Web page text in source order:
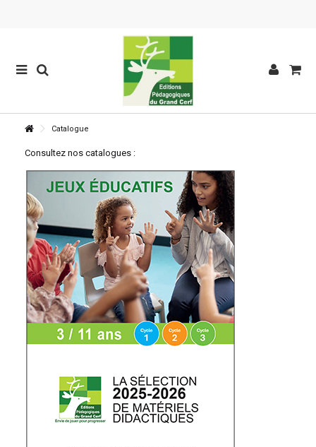
Catalogue
Consultez nos catalogues :